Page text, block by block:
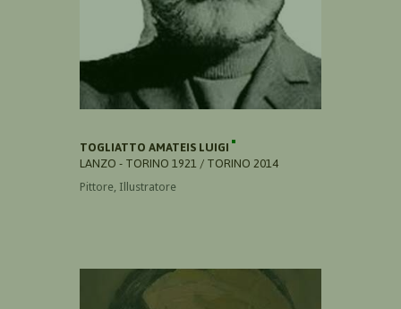
TOGLIATTO AMATEIS LUIGI
LANZO - TORINO 1921 / TORINO 2014
Pittore, Illustratore